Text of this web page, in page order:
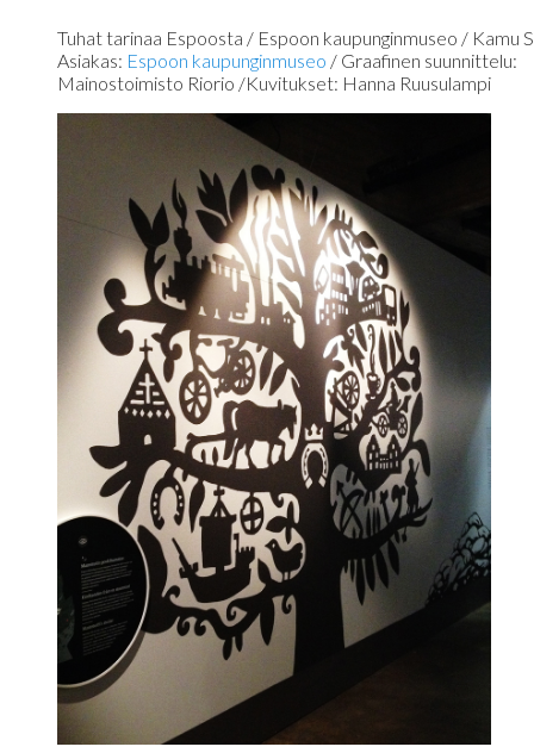
Tuhat tarinaa Espoosta / Espoon kaupunginmuseo / Kamu S
Asiakas: Espoon kaupunginmuseo / Graafinen suunnittelu:
Mainostoimisto Riorio /Kuvitukset: Hanna Ruusulampi